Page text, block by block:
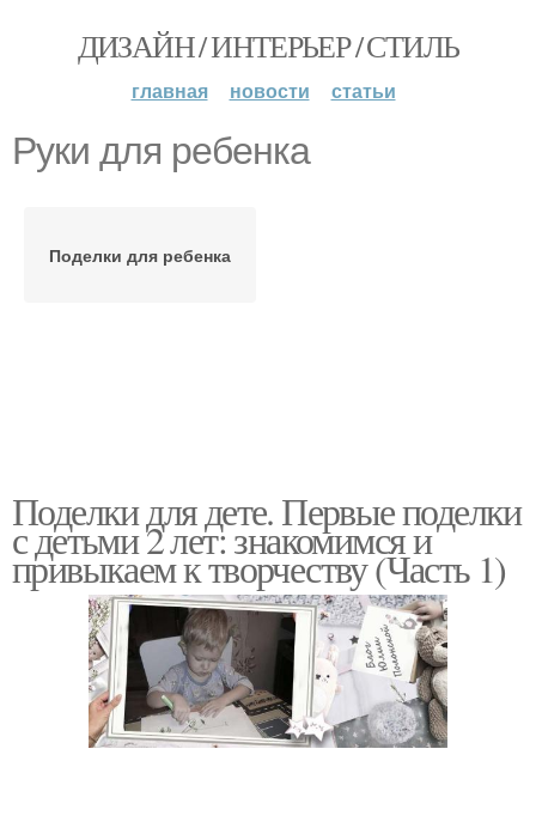
ДИЗАЙН / ИНТЕРЬЕР / СТИЛЬ
главная новости статьи
Руки для ребенка
Поделки для ребенка
Поделки для дете. Первые поделки
с детьми 2 лет: знакомимся и
привыкаем к творчеству (Часть 1)